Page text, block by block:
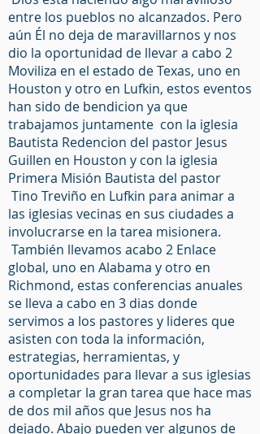
entre los pueblos no alcanzados. Pero
aún Él no deja de maravillarnos y nos
dio la oportunidad de llevar a cabo 2
Moviliza en el estado de Texas, uno en
Houston y otro en Lufkin, estos eventos
han sido de bendicion ya que
trabajamos juntamente con la iglesia
Bautista Redencion del pastor Jesus
Guillen en Houston y con la iglesia
Primera Misión Bautista del pastor
Tino Treviño en Lufkin para animar a
las iglesias vecinas en sus ciudades a
involucrarse en la tarea misionera.
También llevamos acabo 2 Enlace
global, uno en Alabama y otro en
Richmond, estas conferencias anuales
se lleva a cabo en 3 dias donde
servimos a los pastores y lideres que
asisten con toda la información,
estrategias, herramientas, y
oportunidades para llevar a sus iglesias
a completar la gran tarea que hace mas
de dos mil años que Jesus nos ha
dejado. Abajo pueden ver algunos de